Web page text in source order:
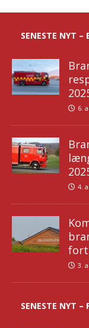
SENESTE NYT –
6.
4.
3.
SENESTE NYT